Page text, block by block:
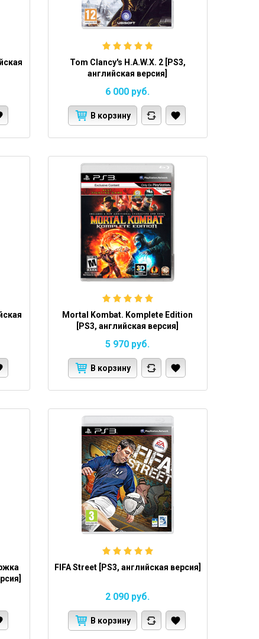
Tom Clancy's H.A.W.X. 2 [PS3,
английская версия]
6 000 руб.
В корзину
Mortal Kombat. Komplete Edition
[PS3, английская версия]
5 970 руб.
В корзину
FIFA Street [PS3, английская версия]
2 090 руб.
В корзину